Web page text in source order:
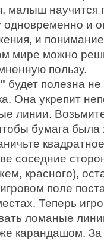
малыш научится
и
и
мире можно
пользу.
будет полезна
Она укрепит
линии.
бумага была
соседние
красного),
поле
Теперь
ломаные
карандашом.